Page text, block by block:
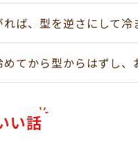
ば、型を逆さにして冷
てから型からはずし、
い話